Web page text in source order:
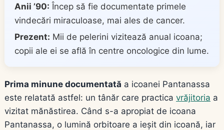
Anii ’90: Încep să fie documentate primele
vindecări miraculoase, mai ales de cancer.
Prezent: Mii de pelerini vizitează anual icoana;
copii ale ei se află în centre oncologice din lume.
Prima minune documentată a icoanei Pantanassa
este relatată astfel: un tânăr care practica vrăjitoria a
vizitat mănăstirea. Când s-a apropiat de icoana
Pantanassa, o lumină orbitoare a ieșit din icoană, iar